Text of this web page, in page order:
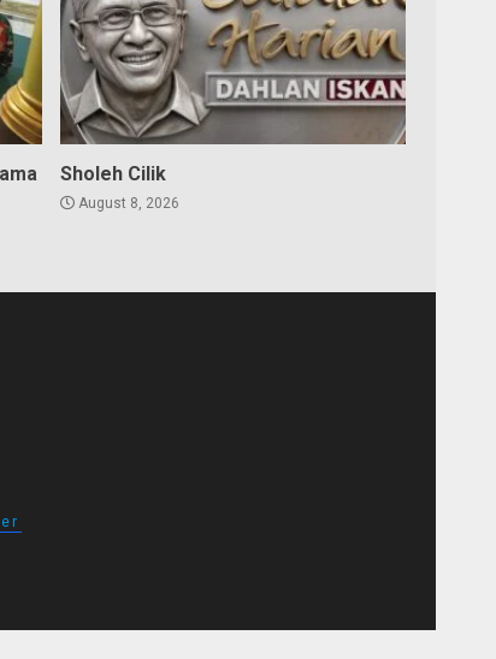
Sholeh Cilik
August 8, 2026